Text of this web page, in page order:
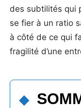
des subtilités qui
se fier à un ratio
à côté de ce qui
fragilité d’une